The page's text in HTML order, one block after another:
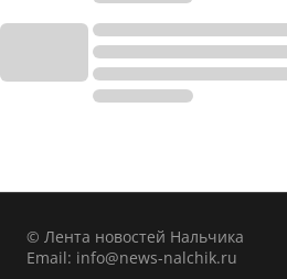
© Лента новостей Нальчика
Email: info@news-nalchik.ru